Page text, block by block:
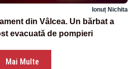
Ionuț Nichita
din Vâlcea. Un bărbat a
evacuată de pompieri
Mai Multe